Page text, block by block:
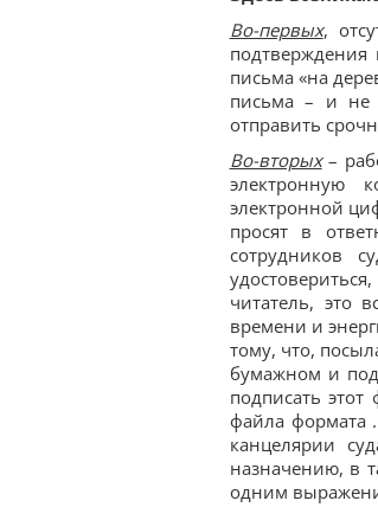
Во-первых,
подтверждения
письма «на
письма – и не
отправить
Во-вторых–
электронную
электронной
просят в
сотрудников
читатель, это
времени и
тому, что,
бумажном и
подписать
файла формата
канцелярии
назначению, в
одним